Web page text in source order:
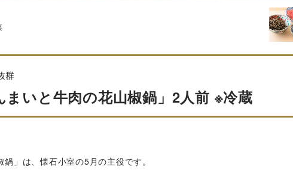
群
まいと牛肉の花山椒鍋」2人前 ※冷蔵
鍋」は、懐石小室の5月の主役です。